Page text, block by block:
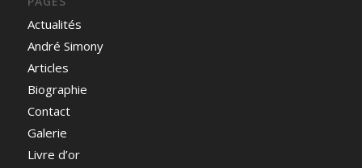
Actualités
André Simony
Articles
Biographie
Contact
Galerie
Livre d’or